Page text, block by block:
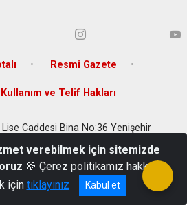
Resmi Gazete
ve Telif Hakları
Caddesi Bina No:36 Yenişehir
412) 280 20 00
verebilmek için sitemizde
🍪 Çerez politikamız hakkında
için tıklayınız Kabul et